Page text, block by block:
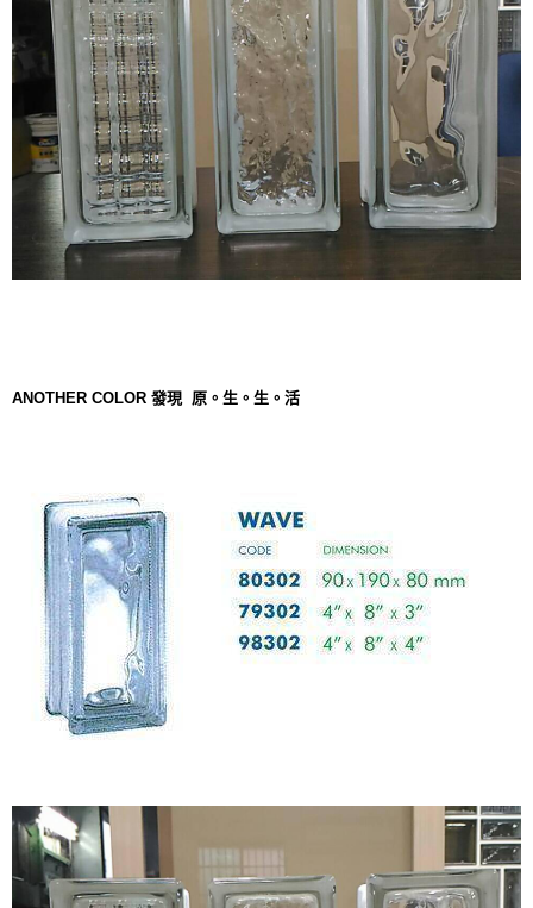
ANOTHER COLOR 發現 原。生。生。活